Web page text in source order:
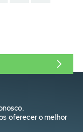
oferecer o melhor